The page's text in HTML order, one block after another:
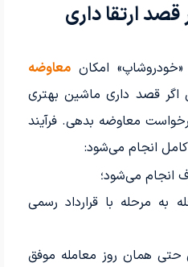
قصد ارتقا داری
امکانمعاوضه
اگر قصد داری ماشین بهتری
معاوضه بدهی. فرآیند
انجام می‌شود:
انجام می‌شود؛
به مرحله با قرارداد رسمی
حتی همان روز معامله موفق